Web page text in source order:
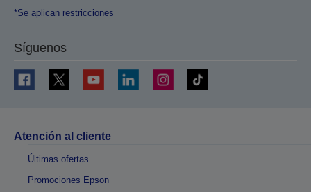
*Se aplican restricciones
Síguenos
Atención al cliente
Últimas ofertas
Promociones Epson